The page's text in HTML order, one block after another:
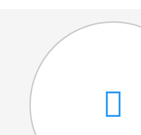
Dia da Amizade
Dia da Mulher
Dia do Pai
Festejos da Páscoa